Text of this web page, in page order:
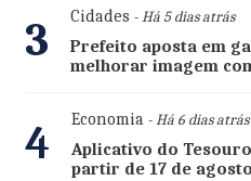
3 Cidades - Há 5 dias atrás
Prefeito aposta em
melhorar imagem
4 Economia- Há 6 dias atrás
Aplicativo do
partir de 17 de agosto